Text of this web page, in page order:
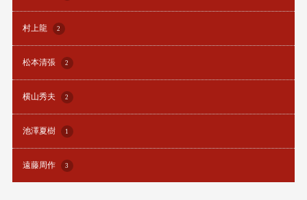
村上龍 2
松本清張 2
横山秀夫 2
池澤夏樹 1
遠藤周作 3